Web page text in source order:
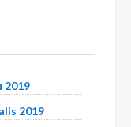
2019
2019